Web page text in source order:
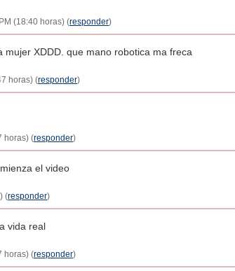
(18:40 horas) (responder)
XDDD. que mano robotica ma freca
horas) (responder)
horas) (responder)
el video
(responder)
vida real
horas) (responder)